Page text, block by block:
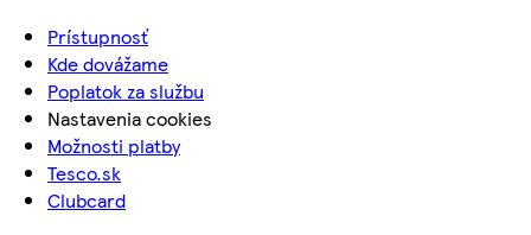
Prístupnosť
Kde dovážame
Poplatok za službu
Nastavenia cookies
Možnosti platby
Tesco.sk
Clubcard